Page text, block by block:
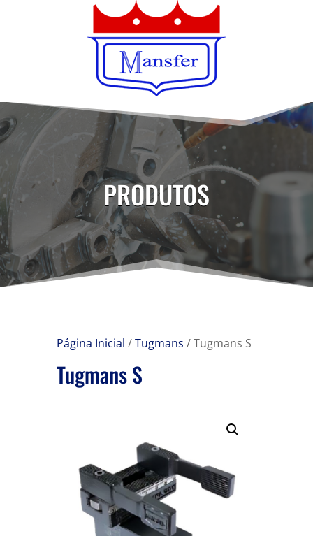
PRODUTOS
Página Inicial /Tugmans / Tugmans S
Tugmans S